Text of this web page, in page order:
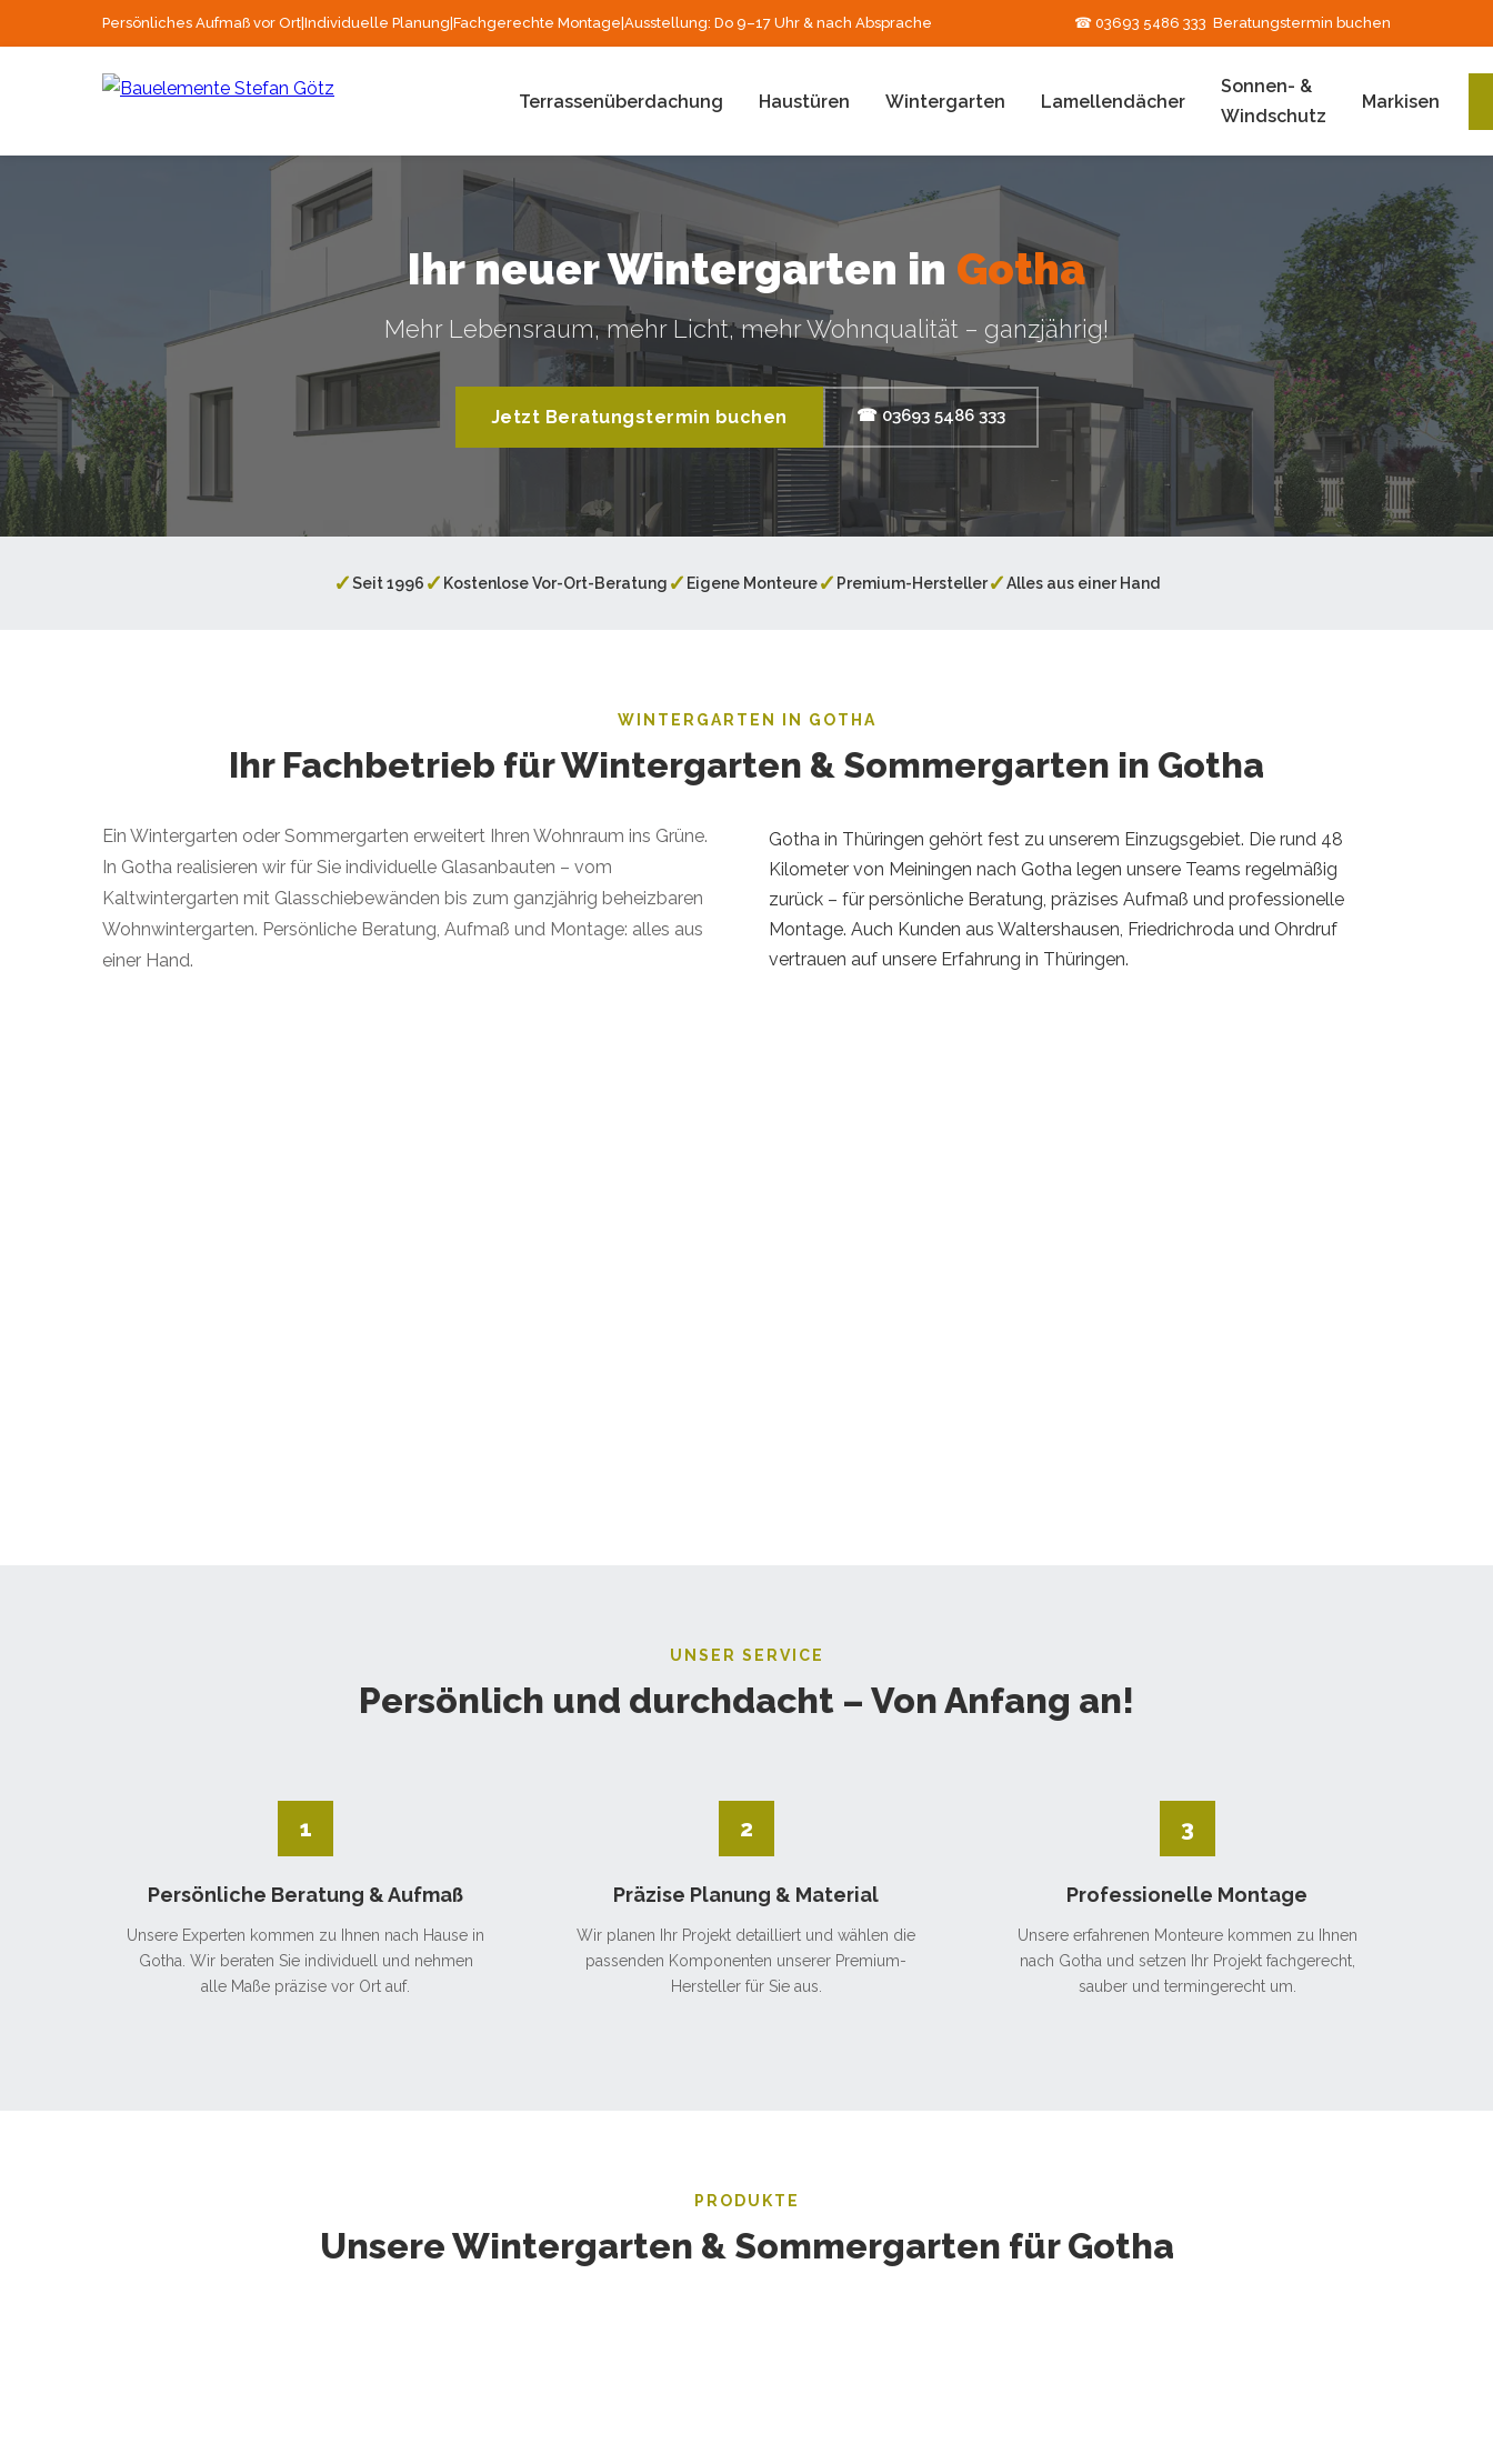
Persönliches Aufmaß vor Ort Individuelle Planung Fachgerechte Montage Ausstellung: Do 9–17 Uhr & nach Absprache ☎ 03693 5486 333 Beratungstermin buchen
Terrassenüberdachung Haustüren Wintergarten Lamellendächer
Sonnen- &
Windschutz
Markisen
Ihr neuer Wintergarten in Gotha
Mehr Lebensraum, mehr Licht, mehr Wohnqualität – ganzjährig!
Jetzt Beratungstermin buchen ☎ 03693 5486 333
✓Seit 1996 ✓ Kostenlose Vor-Ort-Beratung ✓ Eigene Monteure✓ Premium-Hersteller✓Alles aus einer Hand
WINTERGARTEN IN GOTHA
Ihr Fachbetrieb für Wintergarten & Sommergarten in Gotha
Ein Wintergarten oder Sommergarten erweitert Ihren Wohnraum ins Grüne.
In Gotha realisieren wir für Sie individuelle Glasanbauten – vom
Kaltwintergarten mit Glasschiebewänden bis zum ganzjährig beheizbaren
Wohnwintergarten. Persönliche Beratung, Aufmaß und Montage: alles aus
einer Hand.
Gotha in Thüringen gehört fest zu unserem Einzugsgebiet. Die rund 48
Kilometer von Meiningen nach Gotha legen unsere Teams regelmäßig
zurück – für persönliche Beratung, präzises Aufmaß und professionelle
Montage. Auch Kunden aus Waltershausen, Friedrichroda und Ohrdruf
vertrauen auf unsere Erfahrung in Thüringen.
UNSER SERVICE
Persönlich und durchdacht – Von Anfang an!
1
Persönliche Beratung & Aufmaß
Unsere Experten kommen zu Ihnen nach Hause in
Gotha. Wir beraten Sie individuell und nehmen
alle Maße präzise vor Ort auf.
2
Präzise Planung & Material
Wir planen Ihr Projekt detailliert und wählen die
passenden Komponenten unserer Premium-
Hersteller für Sie aus.
3
Professionelle Montage
Unsere erfahrenen Monteure kommen zu Ihnen
nach Gotha und setzen Ihr Projekt fachgerecht,
sauber und termingerecht um.
PRODUKTE
Unsere Wintergarten & Sommergarten für Gotha